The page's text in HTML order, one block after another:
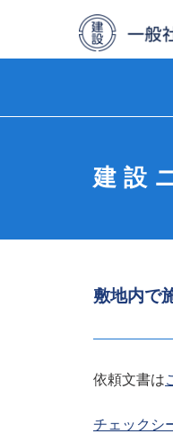
建設
敷地内で
依頼文書は
チェックシ